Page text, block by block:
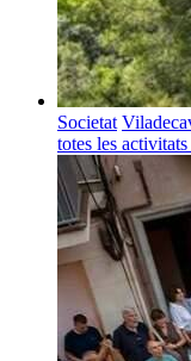
Societat
totes les